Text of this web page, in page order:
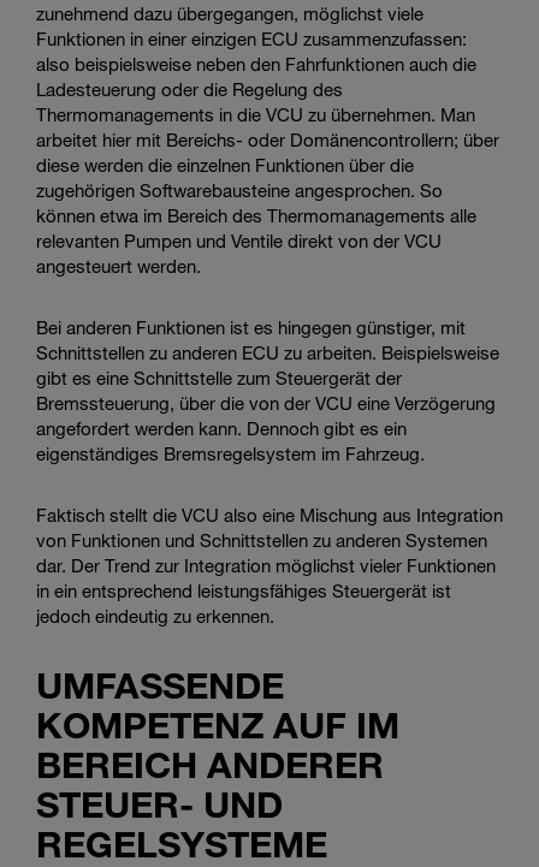
zunehmend dazu übergegangen, möglichst viele
Funktionen in einer einzigen ECU zusammenzufassen:
also beispielsweise neben den Fahrfunktionen auch die
Ladesteuerung oder die Regelung des
Thermomanagements in die VCU zu übernehmen. Man
arbeitet hier mit Bereichs- oder Domänencontrollern; über
diese werden die einzelnen Funktionen über die
zugehörigen Softwarebausteine angesprochen. So
können etwa im Bereich des Thermomanagements alle
relevanten Pumpen und Ventile direkt von der VCU
angesteuert werden.
Bei anderen Funktionen ist es hingegen günstiger, mit
Schnittstellen zu anderen ECU zu arbeiten. Beispielsweise
gibt es eine Schnittstelle zum Steuergerät der
Bremssteuerung, über die von der VCU eine Verzögerung
angefordert werden kann. Dennoch gibt es ein
eigenständiges Bremsregelsystem im Fahrzeug.
Faktisch stellt die VCU also eine Mischung aus Integration
von Funktionen und Schnittstellen zu anderen Systemen
dar. Der Trend zur Integration möglichst vieler Funktionen
in ein entsprechend leistungsfähiges Steuergerät ist
jedoch eindeutig zu erkennen.
UMFASSENDE
KOMPETENZ AUF IM
BEREICH ANDERER
STEUER- UND
REGELSYSTEME